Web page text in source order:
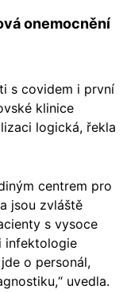
onemocnění
s covidem i první
klinice
logická, řekla
centrem pro
jsou zvláště
s vysoce
infektologie
o personál,
uvedla.